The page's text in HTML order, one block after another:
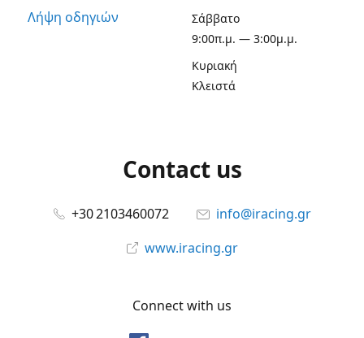
Λήψη οδηγιών
Σάββατο
9:00π.μ. — 3:00μ.μ.
Κυριακή
Κλειστά
Contact us
+30 2103460072
info@iracing.gr
www.iracing.gr
Connect with us